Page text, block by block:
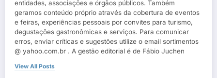
entidades, associações e órgãos públicos. Também
geramos conteúdo próprio através da cobertura de eventos
e feiras, experiências pessoais por convites para turismo,
degustações gastronômicas e serviços. Para comunicar
erros, enviar críticas e sugestões utilize o email sortimentos
@ yahoo.com.br . A gestão editorial é de Fábio Juchen
View All Posts